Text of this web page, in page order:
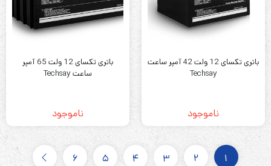
باتری تکسای 12 ولت 42 آمپر ساعت
Techsay
ناموجود
باتری تکسای 12 ولت 65 آمپر
ساعت Techsay
ناموجود
1
2
3
4
5
6